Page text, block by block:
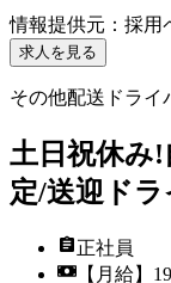
情報提供元 ： 採用
求人を見る
その他配送ドライ
土日祝休み!
定/送迎ド
正社員
【月給】